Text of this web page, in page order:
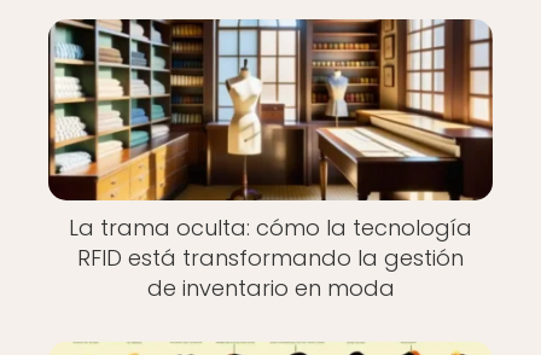
La trama oculta: cómo la tecnología
RFID está transformando la gestión
de inventario en moda